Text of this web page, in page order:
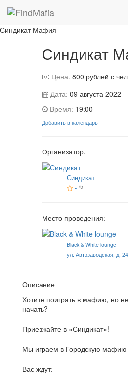
Синдикат Мафия
Синдикат
Цена: 800 рублей с
Дата: 09 августа 2022
Время: 19:00
Добавить в календарь
Организатор:
Синдикат
- /5
Место проведения:
Black & White lounge
ул. Автозаводская, д. 24
Описание
Хотите поиграть в мафию, но
начать?
Приезжайте в «Синдикат»!
Мы играем в Городскую мафию
Вас ждут: